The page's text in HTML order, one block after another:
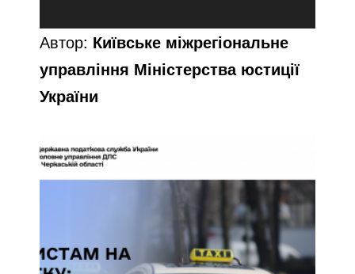
Автор: Київське міжрегіональне
управління Міністерства юстиції
України